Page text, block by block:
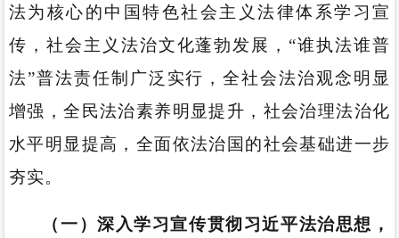
法为核心的中国特色社会主义法律体系学习宣
传，社会主义法治文化蓬勃发展，“谁执法谁普
法”普法责任制广泛实行，全社会法治观念明显
增强，全民法治素养明显提升，社会治理法治化
水平明显提高，全面依法治国的社会基础进一步
夯实。
（一）深入学习宣传贯彻习近平法治思想，